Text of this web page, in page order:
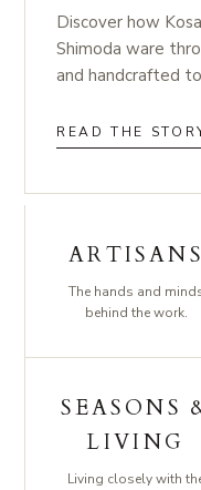
Discover how
Shimoda ware
and handcrafted
READ THE
ARTISANS
The hands and
behind the work.
SEASONS
LIVING
Living closely with